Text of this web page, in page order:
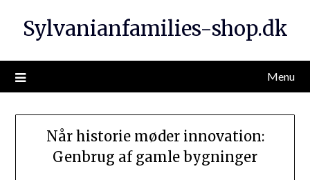
Sylvanianfamilies-shop.dk
Menu
Når historie møder innovation:
Genbrug af gamle bygninger